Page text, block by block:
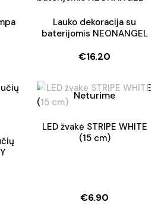
Lauko dekoracija su
baterijomis NEONANGEL
€16.20
Neturime
LED žvakė STRIPE WHITE
(15 cm)
€6.90